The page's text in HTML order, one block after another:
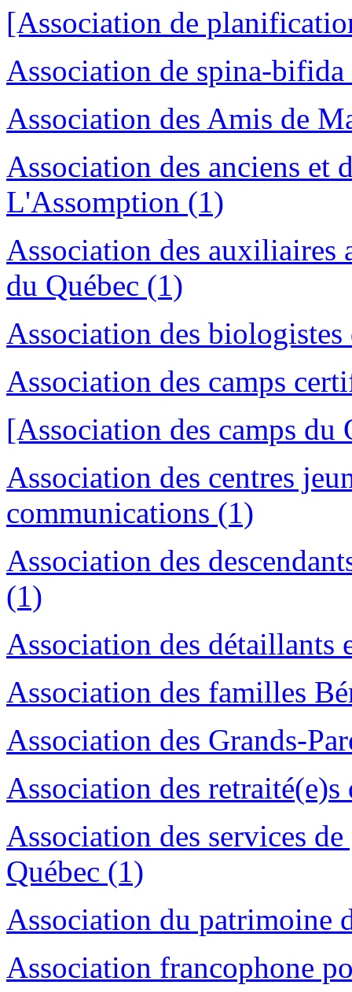
[Association de
Association de spina-
Association des Amis de
Association des anciens et
L'Assomption (1)
Association des auxiliaires
du Québec (1)
Association des
Association des camps
[Association des camps du
Association des centres
communications (1)
Association des
(1)
Association des détaillants
Association des familles
Association des Grands-
Association des
Association des services
Québec (1)
Association du patrimoine
Association francophone